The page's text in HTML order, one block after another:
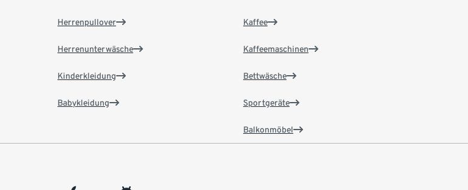
Herrenpullover
Herrenunterwäsche
Kinderkleidung
Babykleidung
Kaffee
Kaffeemaschinen
Bettwäsche
Sportgeräte
Balkonmöbel